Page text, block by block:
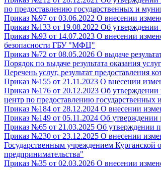
по предоставлению государственных и
Приказ №97 от 03.06.2022 О внесении
Приказ №133 от 19.08.2022 Об
Приказ №93 от 14.07.2023 О внесении
безопасности ГБУ "МФЦ"
Приказ №72 от 08.05.2026 О выдаче
Порядок по выдаче результата оказания
Перечень услуг, результат
Приказ №155 от 21.11.2023 О внесении
Приказ №176 от 20.12.2023 Об утверждении
центр по предоставлению
Приказ №184 от 28.12.2024 О внесении
Приказ №149 от 05.11.2024 Об утверждении
Приказ №65 от 21.03.2025 Об утверждении
Приказ №230 от 23.12.2025 О внесении
Государственным учреждением
предпринимательства"
Приказ №35 от 02.03.2026 О внесении